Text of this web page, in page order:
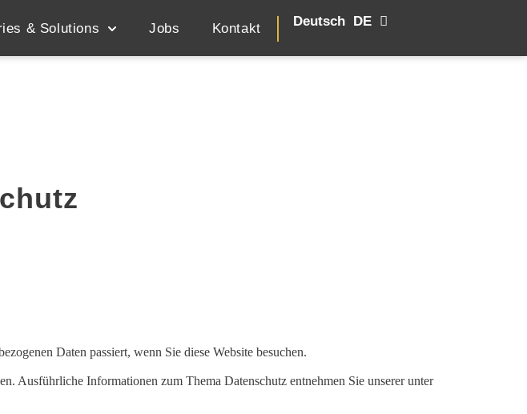
& Solutions Jobs Kontakt Deutsch DE
English EN
Daten passiert, wenn Sie diese Website besuchen.
Ausführliche Informationen zum Thema Datenschutz entnehmen Sie unserer unter